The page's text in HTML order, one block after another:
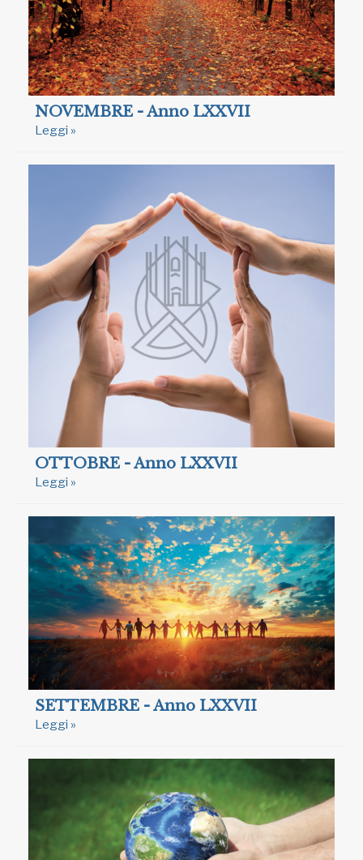
NOVEMBRE - Anno LXXVII
Leggi »
OTTOBRE - Anno LXXVII
Leggi »
SETTEMBRE - Anno LXXVII
Leggi »